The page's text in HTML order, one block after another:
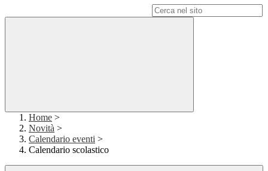
Home >
Novità >
Calendario eventi >
Calendario scolastico